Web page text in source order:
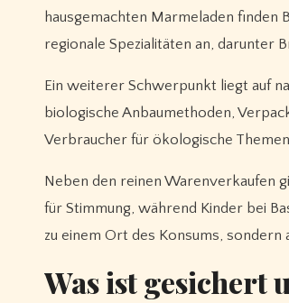
hausgemachten Marmeladen finden
regionale Spezialitäten an, darunter
Ein weiterer Schwerpunkt liegt auf
biologische Anbaumethoden,
Verbraucher für ökologische
Neben den reinen Warenverkaufen
für Stimmung, während Kinder bei
zu einem Ort des Konsums, sondern
Was ist gesichert